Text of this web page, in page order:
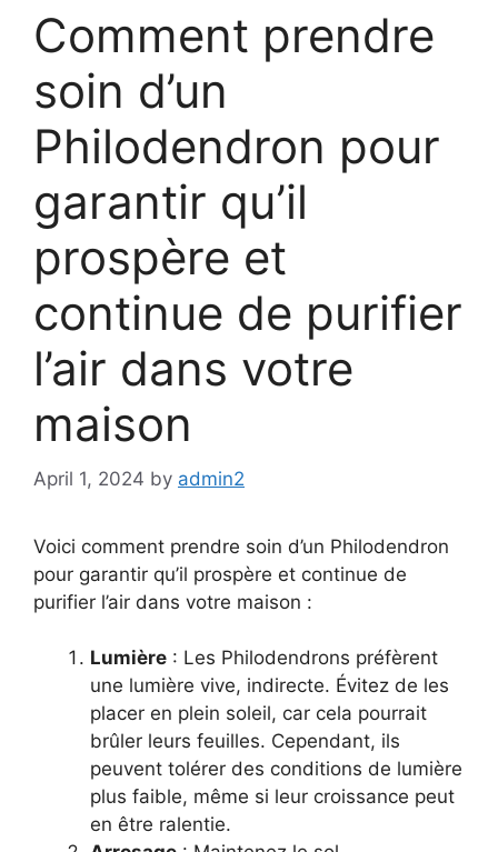
Comment prendre
soin d’un
Philodendron pour
garantir qu’il
prospère et
continue de purifier
l’air dans votre
maison
April 1, 2024 by admin2
Voici comment prendre soin d’un Philodendron
pour garantir qu’il prospère et continue de
purifier l’air dans votre maison :
Lumière : Les Philodendrons préfèrent
une lumière vive, indirecte. Évitez de les
placer en plein soleil, car cela pourrait
brûler leurs feuilles. Cependant, ils
peuvent tolérer des conditions de lumière
plus faible, même si leur croissance peut
en être ralentie.